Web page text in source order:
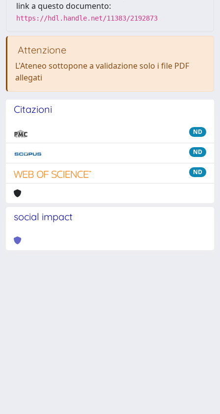
link a questo documento:
https://hdl.handle.net/11383/2192873
Attenzione
L'Ateneo sottopone a validazione solo i file PDF
allegati
Citazioni
ND
ND
ND
social impact